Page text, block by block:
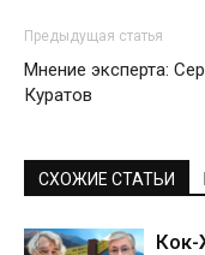
Предыдущая статья
Мнение эксперта:
Куратов
СХОЖИЕ СТАТЬИ
Кок-